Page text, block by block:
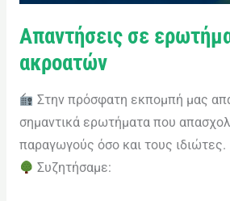
Απαντήσεις σε
ακροατών
Στην πρόσφατη εκπομπή μας
σημαντικά ερωτήματα που
παραγωγούς όσο και τους ιδιώτες.
Συζητήσαμε: